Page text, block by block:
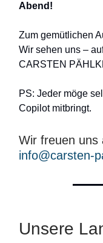
Abend!
Zum gemütlichen
Wir sehen uns –
CARSTEN
PS: Jeder möge
Copilot mitbringt.
Wir freuen uns
info@carsten-
Unsere